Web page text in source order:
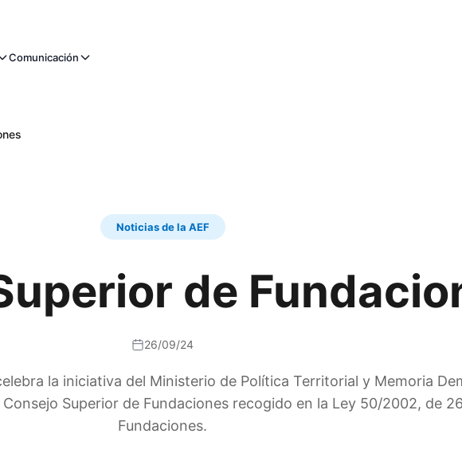
Comunicación
Noticias de la AEF
de
26/09/24
la iniciativa del Ministerio de Política Territorial y Memoria
Superior de Fundaciones recogido en la Ley 50/2002, de
Fundaciones.